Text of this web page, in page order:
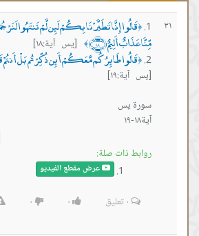
٣١ ﴿قَالُوا إِنَّا تَطَيَّرْنَا بِكُمْ لَئِن لَّمْ
مِّنَّا عَذَابٌ أَلِيمٌ ﴿١٨﴾ ﴾ [يس آية:١٨]
﴿قَالُوا طَائِرُكُم مَّعَكُمْ أَئِن ذُكِّرْتُم بَلْ أَنتُمْ
[يس آية:١٩]
آية١٨-١٩
روابط ذات صلة:
عرض مقطع الفيديو
٠تعليق ٠ ٠